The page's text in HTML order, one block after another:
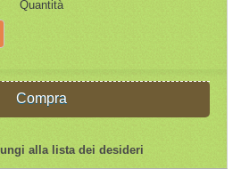
Quantità
Compra
alla lista dei desideri